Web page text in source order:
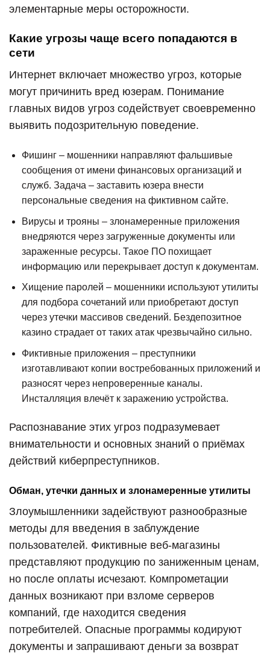
элементарные меры осторожности.
Какие угрозы чаще всего попадаются в
сети
Интернет включает множество угроз, которые
могут причинить вред юзерам. Понимание
главных видов угроз содействует своевременно
выявить подозрительную поведение.
Фишинг – мошенники направляют фальшивые
сообщения от имени финансовых организаций и
служб. Задача – заставить юзера внести
персональные сведения на фиктивном сайте.
Вирусы и трояны – злонамеренные приложения
внедряются через загруженные документы или
зараженные ресурсы. Такое ПО похищает
информацию или перекрывает доступ к документам.
Хищение паролей – мошенники используют утилиты
для подбора сочетаний или приобретают доступ
через утечки массивов сведений. Бездепозитное
казино страдает от таких атак чрезвычайно сильно.
Фиктивные приложения – преступники
изготавливают копии востребованных приложений и
разносят через непроверенные каналы.
Инсталляция влечёт к заражению устройства.
Распознавание этих угроз подразумевает
внимательности и основных знаний о приёмах
действий киберпреступников.
Обман, утечки данных и злонамеренные утилиты
Злоумышленники задействуют разнообразные
методы для введения в заблуждение
пользователей. Фиктивные веб-магазины
представляют продукцию по заниженным ценам,
но после оплаты исчезают. Компрометации
данных возникают при взломе серверов
компаний, где находится сведения
потребителей. Опасные программы кодируют
документы и запрашивают деньги за возврат